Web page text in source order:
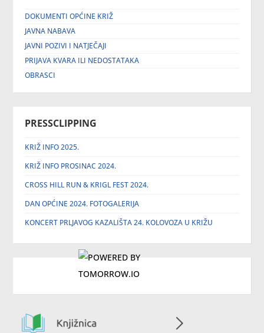
DOKUMENTI OPĆINE KRIŽ
JAVNA NABAVA
JAVNI POZIVI I NATJEČAJI
PRIJAVA KVARA ILI NEDOSTATAKA
OBRASCI
PRESSCLIPPING
KRIŽ INFO 2025.
KRIŽ INFO PROSINAC 2024.
CROSS HILL RUN & KRIGL FEST 2024.
DAN OPĆINE 2024. FOTOGALERIJA
KONCERT PRLJAVOG KAZALIŠTA 24. KOLOVOZA U KRIŽU